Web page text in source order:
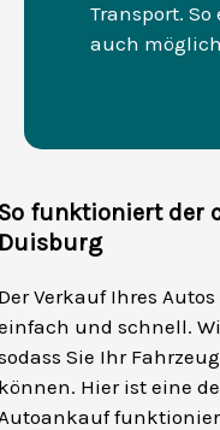
Transport.
auch
funktioniert der
Verkauf Ihres
und schnell.
Sie Ihr
Hier ist eine